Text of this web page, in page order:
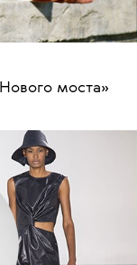
моста»